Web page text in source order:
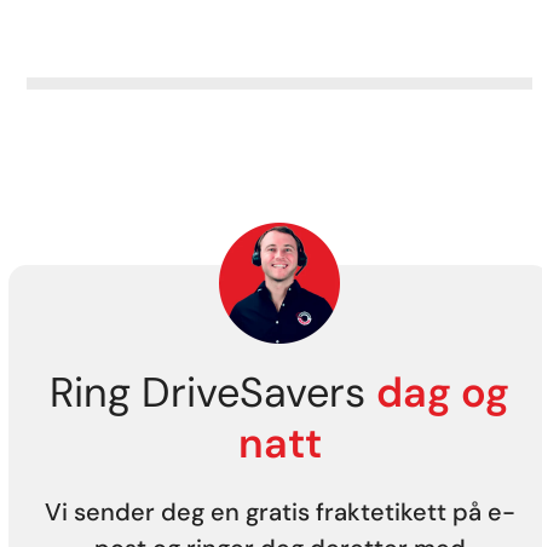
Ring DriveSavers dag og
natt
Vi sender deg en gratis fraktetikett på e-